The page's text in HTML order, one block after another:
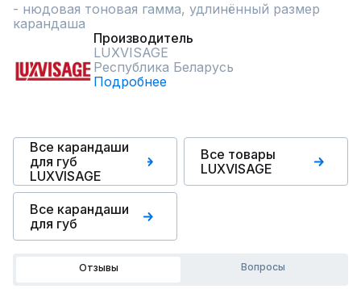
- нюдовая тоновая гамма, удлинённый размер
карандаша
Производитель
LUXVISAGE
Республика Беларусь
Подробнее
Все карандаши
для губ
LUXVISAGE
Все товары
LUXVISAGE
Все карандаши
для губ
Отзывы Вопросы